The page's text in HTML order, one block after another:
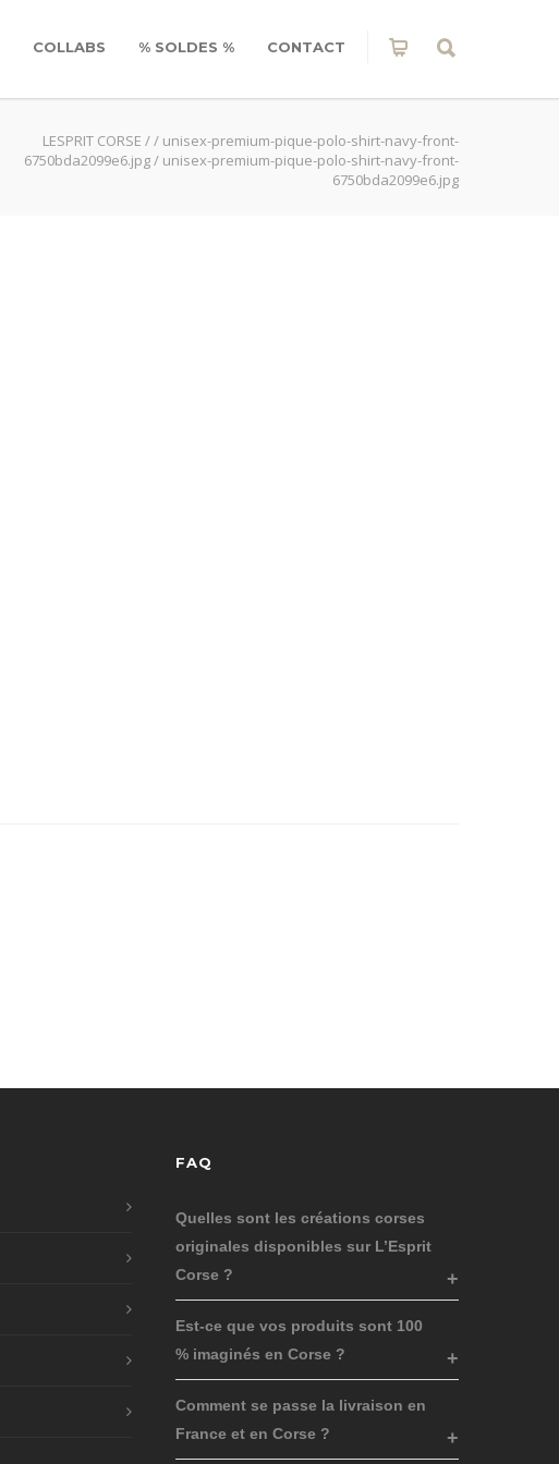
COLLABS % SOLDES % CONTACT
LESPRIT CORSE // unisex-premium-pique-polo-shirt-navy-front-
6750bda2099e6.jpg/ unisex-premium-pique-polo-shirt-navy-front-
6750bda2099e6.jpg
FAQ
Quelles sont les créations corses
originales disponibles sur L’Esprit
Corse ?
Est-ce que vos produits sont 100
% imaginés en Corse ?
Comment se passe la livraison en
France et en Corse ?